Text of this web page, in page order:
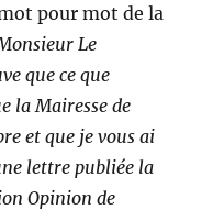
pour mot de la
Le
que ce que
la Mairesse de
et que je vous ai
lettre publiée la
Opinion de